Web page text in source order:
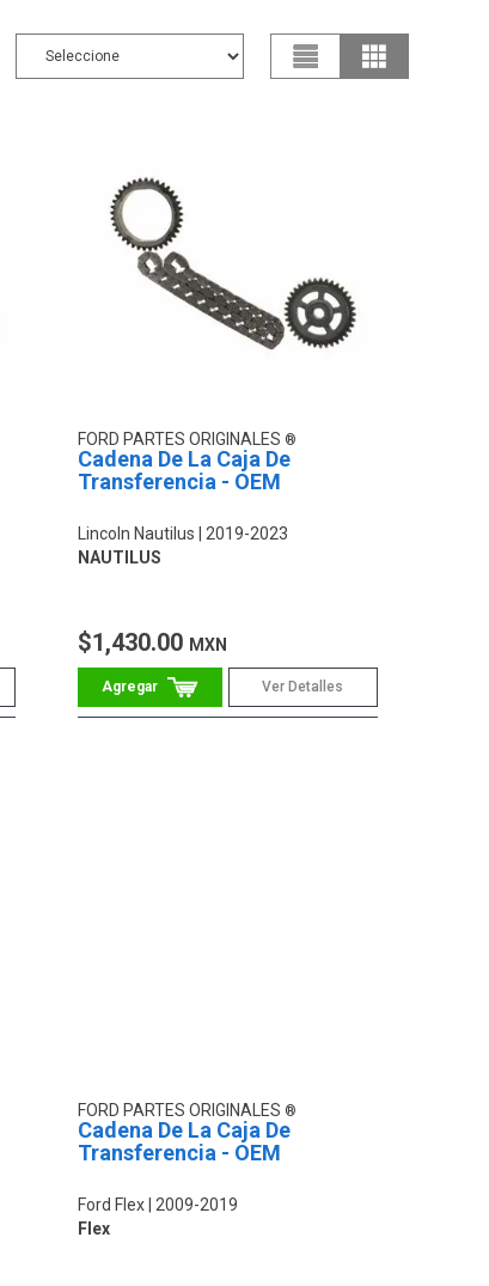
FORD PARTES ORIGINALES
Cadena De La Caja De
Transferencia - OEM
Lincoln Nautilus
2019-2023
NAUTILUS
$1,430.00 MXN
Ver Detalles
FORD PARTES ORIGINALES
Cadena De La Caja De
Transferencia - OEM
Ford Flex 2009-2019
Flex